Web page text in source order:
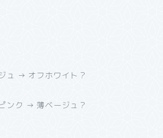
ュ → オフホワイト？
ンク → 薄ベージュ？